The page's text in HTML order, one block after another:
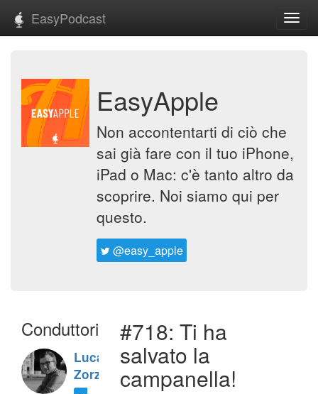
EasyPodcast
EasyApple
Non accontentarti di ciò che
sai già fare con il tuo iPhone,
iPad o Mac: c'è tanto altro da
scoprire. Noi siamo qui per
questo.
@easy_apple
Conduttori
Luca
Zorzi
#718: Ti ha
salvato la
campanella!